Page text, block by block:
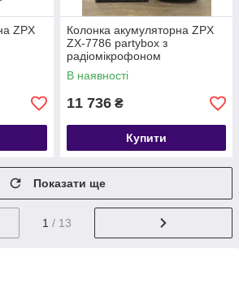
ZPX
Колонка акумуляторна ZPX
ZX-7786 partybox з
радіомікрофоном
(250W/USB/BT/FM/TWS)
В наявності
11 736 ₴
Купити
Показати ще
1 / 13